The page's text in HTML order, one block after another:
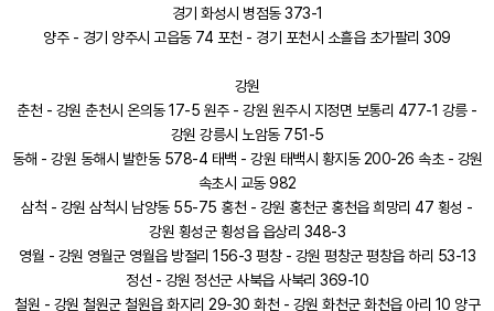
경기 화성시 병점동 373-1
양주 - 경기 양주시 고읍동 74 포천 - 경기 포천시 소흘읍 초가팔리 309
강원
춘천 - 강원 춘천시 온의동 17-5 원주 - 강원 원주시 지정면 보통리 477-1 강릉 -
강원 강릉시 노암동 751-5
동해 - 강원 동해시 발한동 578-4 태백 - 강원 태백시 황지동 200-26 속초 - 강원
속초시 교동 982
삼척 - 강원 삼척시 남양동 55-75 홍천 - 강원 홍천군 홍천읍 희망리 47 횡성 -
강원 횡성군 횡성읍 읍상리 348-3
영월 - 강원 영월군 영월읍 방절리 156-3 평창 - 강원 평창군 평창읍 하리 53-13
정선 - 강원 정선군 사북읍 사북리 369-10
철원 - 강원 철원군 철원읍 화지리 29-30 화천 - 강원 화천군 화천읍 아리 10 양구